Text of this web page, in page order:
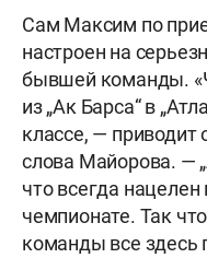
Сам Максим по
настроен на
бывшей команды.
из „Ак Барса“ в
классе, —
слова Майорова. —
что всегда
чемпионате. Так
команды все здесь